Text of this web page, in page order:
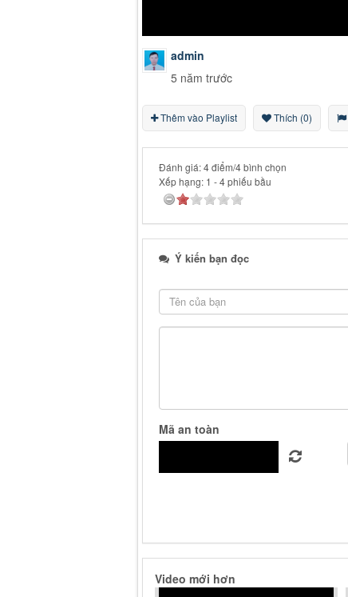
admin
5 năm trước
Thêm vào Playlist Thích (0)
Đánh giá: 4 điểm/4 bình chọn
Xếp hạng: 1 -4phiếu bầu
Ý kiến bạn đọc
Mã an toàn
Video mới hơn